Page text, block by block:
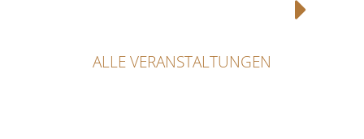
ALLE VERANSTALTUNGEN